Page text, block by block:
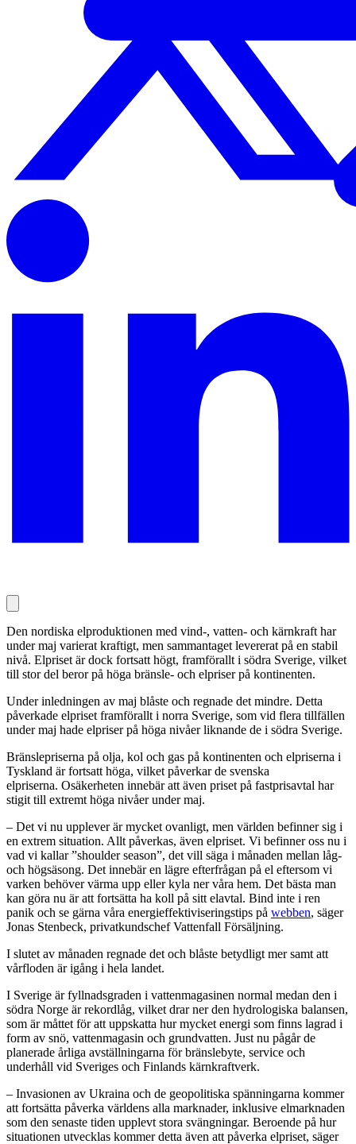
Den nordiska elproduktionen med vind-, vatten- och kärnkraft har
under maj varierat kraftigt, men sammantaget levererat på en stabil
nivå. Elpriset är dock fortsatt högt, framförallt i södra Sverige, vilket
till stor del beror på höga bränsle- och elpriser på kontinenten.
Under inledningen av maj blåste och regnade det mindre. Detta
påverkade elpriset framförallt i norra Sverige, som vid flera tillfällen
under maj hade elpriser på höga nivåer liknande de i södra Sverige.
Bränslepriserna på olja, kol och gas på kontinenten och elpriserna i
Tyskland är fortsatt höga, vilket påverkar de svenska
elpriserna. Osäkerheten innebär att även priset på fastprisavtal har
stigit till extremt höga nivåer under maj.
– Det vi nu upplever är mycket ovanligt, men världen befinner sig i
en extrem situation. Allt påverkas, även elpriset. Vi befinner oss nu i
vad vi kallar ”shoulder season”, det vill säga i månaden mellan låg-
och högsäsong. Det innebär en lägre efterfrågan på el eftersom vi
varken behöver värma upp eller kyla ner våra hem. Det bästa man
kan göra nu är att fortsätta ha koll på sitt elavtal. Bind inte i ren
panik och se gärna våra energieffektiviseringstips på webben, säger
Jonas Stenbeck, privatkundschef Vattenfall Försäljning.
I slutet av månaden regnade det och blåste betydligt mer samt att
vårfloden är igång i hela landet.
I Sverige är fyllnadsgraden i vattenmagasinen normal medan den i
södra Norge är rekordlåg, vilket drar ner den hydrologiska balansen,
som ärmåttet för att uppskatta hur mycket energi som finns lagrad i
form av snö, vattenmagasin och grundvatten. Just nu pågår de
planerade årliga avställningarna för bränslebyte, service och
underhåll vid Sveriges och Finlands kärnkraftverk.
– Invasionen av Ukraina och de geopolitiska spänningarna kommer
att fortsätta påverka världens alla marknader, inklusive elmarknaden
som den senaste tiden upplevt stora svängningar. Beroende på hur
situationen utvecklas kommer detta även att påverka elpriset, säger